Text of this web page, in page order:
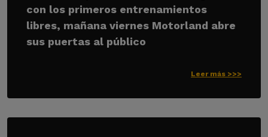
con los primeros entrenamientos
libres, mañana viernes Motorland abre
sus puertas al público
Leer más >>>